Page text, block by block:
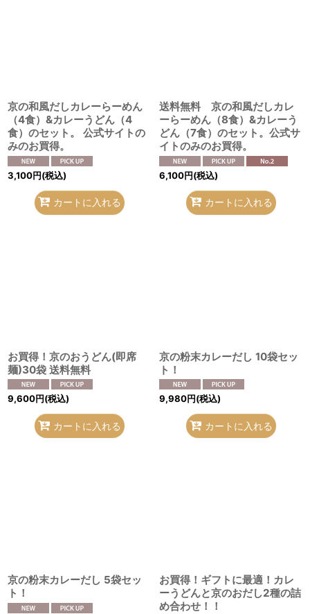
京の和風だしカレーらーめん
（4食）&カレーうどん（4
食）のセット。 公式サイトの
みのお買得。
3,100円(税込)
カートに入れる
送料無料 京の和風だしカレ
ーらーめん（8食）&カレーう
どん（7食）のセット。公式サ
イトのみのお買得。
6,100円(税込)
カートに入れる
お買得！京のおうどん(即席
麺)30袋 送料無料
9,600円(税込)
カートに入れる
京の粉末カレーだし 10袋セッ
ト！
9,980円(税込)
カートに入れる
京の粉末カレーだし 5袋セッ
ト！
お買得！ギフトに最適！カレ
ーうどんと京のおだし2種の詰
め合わせ！！